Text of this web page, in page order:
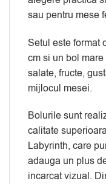
sau pentru mese
Setul este format
cm si un bol
salate, fructe,
mijlocul mesei.
Bolurile sunt
calitate
Labyrinth, care
adauga un plus
incarcat vizual.